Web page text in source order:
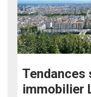
Tendances
immobilier